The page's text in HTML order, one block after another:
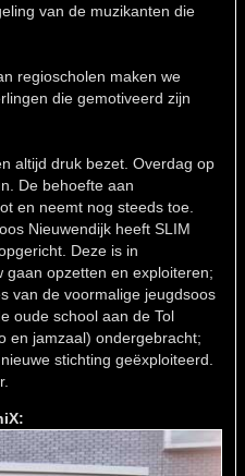
van de muzikanten die
regioscholen maken we
die gemotiveerd zijn
altijd druk bezet. Overdag op
De behoefte aan
en neemt nog steeds toe.
Nieuwendijk heeft SLIM
Deze is in
gaan opzetten en exploiteren;
van de voormalige jeugdsoos
oude school aan de Tol
en jamzaal) ondergebracht;
stichting geëxploiteerd.